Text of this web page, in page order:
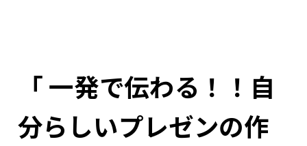
「 一発で伝わる！！自
分らしいプレゼンの作